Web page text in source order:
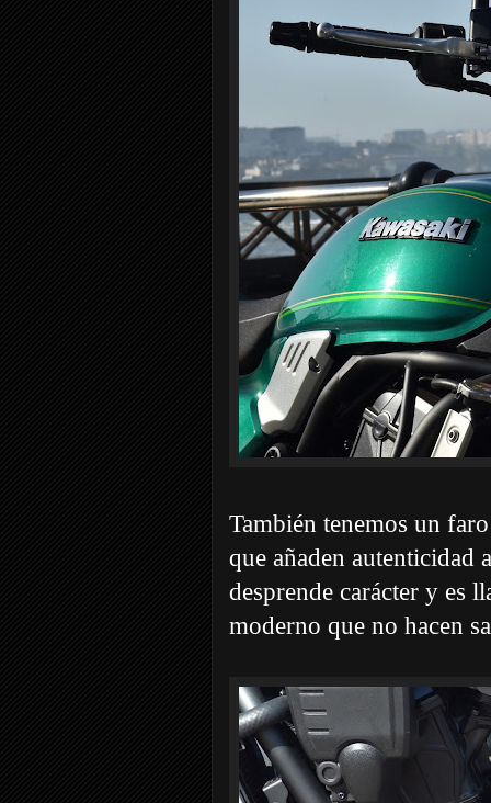
También tenemos un
que añaden autenticidad
desprende carácter y es
moderno que no hacen